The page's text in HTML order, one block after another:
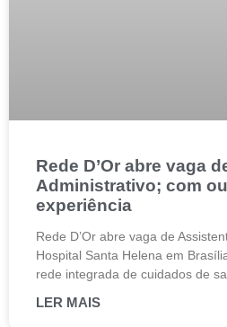
Rede D’Or abre vaga
Administrativo; com
experiência
Rede D’Or abre vaga de
Hospital Santa Helena em
rede integrada de cuidados de
LER MAIS